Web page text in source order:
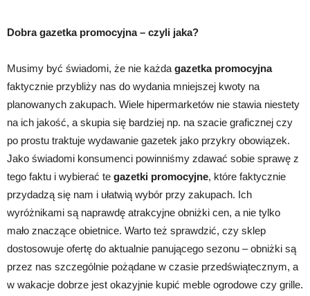
Dobra gazetka promocyjna – czyli jaka?
Musimy być świadomi, że nie każda gazetka promocyjna
faktycznie przybliży nas do wydania mniejszej kwoty na
planowanych zakupach. Wiele hipermarketów nie stawia niestety
na ich jakość, a skupia się bardziej np. na szacie graficznej czy
po prostu traktuje wydawanie gazetek jako przykry obowiązek.
Jako świadomi konsumenci powinniśmy zdawać sobie sprawę z
tego faktu i wybierać te gazetki promocyjne, które faktycznie
przydadzą się nam i ułatwią wybór przy zakupach. Ich
wyróżnikami są naprawdę atrakcyjne obniżki cen, a nie tylko
mało znaczące obietnice. Warto też sprawdzić, czy sklep
dostosowuje ofertę do aktualnie panującego sezonu – obniżki są
przez nas szczególnie pożądane w czasie przedświątecznym, a
w wakacje dobrze jest okazyjnie kupić meble ogrodowe czy grille.